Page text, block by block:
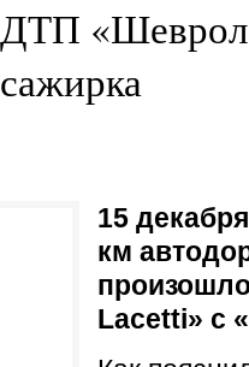
15
км
Lacetti» с